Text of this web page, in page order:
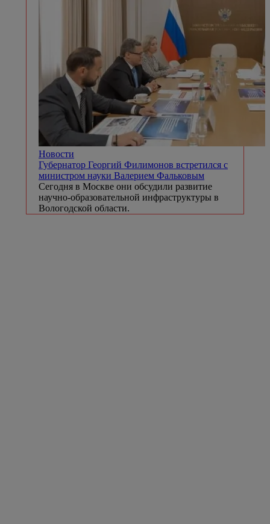
Новости
Губернатор Георгий Филимонов встретился с
министром науки Валерием Фальковым
Сегодня в Москве они обсудили развитие
научно-образовательной инфраструктуры в
Вологодской области.